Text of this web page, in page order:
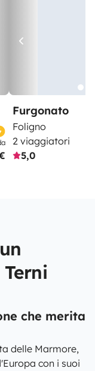
Furgonato
Foligno
2 viaggiatori
5,0
che merita
delle Marmore,
con i suoi